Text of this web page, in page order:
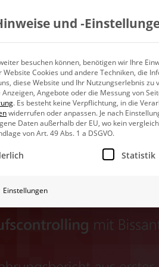
Beratung
Datenintegration
Individuelle Datenarchitektur-
BI und Analytics
Ganzheitliche Data-Analytics-
Planung, Forecasting und Simulation
Betrieb und
Betrieb Ihrer BI-Systeme in der Cloud
,Webinaraufzeichnung
und
besuchen können, benötigen wir Ihre
Cookies und andere Techniken, die
diese Website und Ihr Nutzungserlebnis zu
Angebote oder die Messung von
. Es besteht keine Verpflichtung, in die
widerrufen oder anpassen. Je nach
Daten außerhalb der EU, wo kein
von Art. 49 Abs. 1 a DSGVO.
Service-Gruppen, für die eine
Statistik
Einstellungen